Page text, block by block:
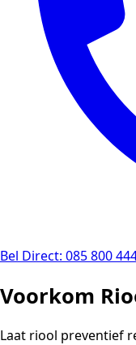
Bel Direct: 085 800
Voorkom
Laat riool preventief